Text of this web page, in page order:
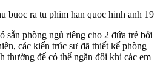
sẵn phòng ngủ riêng cho 2 đứa trẻ bởi
các kiến trúc sư đã thiết kế phòng
thường để có thể ngăn đôi khi các em